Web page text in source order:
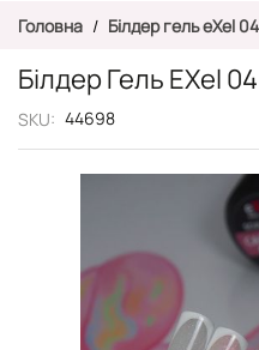
Головна Білдер гель eXel
Білдер Гель EXel
SKU 44698
галереї
зображень